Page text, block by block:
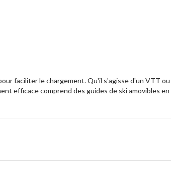
faciliter le chargement. Qu'il s'agisse d'un VTT
efficace comprend des guides de ski amovibles